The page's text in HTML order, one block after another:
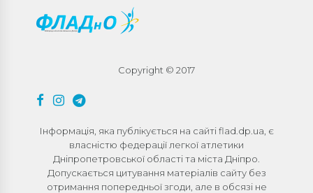
Copyright © 2017
Інформація, яка публікується на сайті flad.dp.ua, є
власністю федерації легкої атлетики
Дніпропетровської області та міста Дніпро.
Допускається цитування матеріалів сайту без
отримання попередньої згоди, але в обсязі не